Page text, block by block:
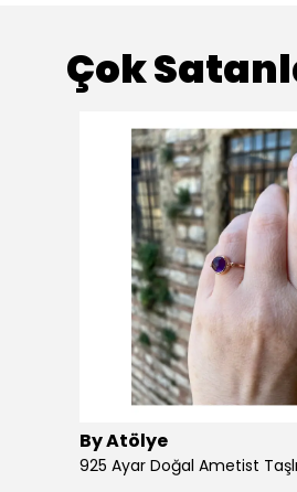
Çok
By Atölye